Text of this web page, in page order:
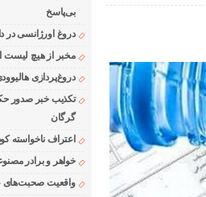
بی‌پاسخ
دروغ اورژانسی در
مخبر از هیچ لیست
دروغ‌پردازی
تکذیب خبر صدور
گرگان
اعتراف ناخواسته
خواهر و برادر
واقعیت صحبت‌های